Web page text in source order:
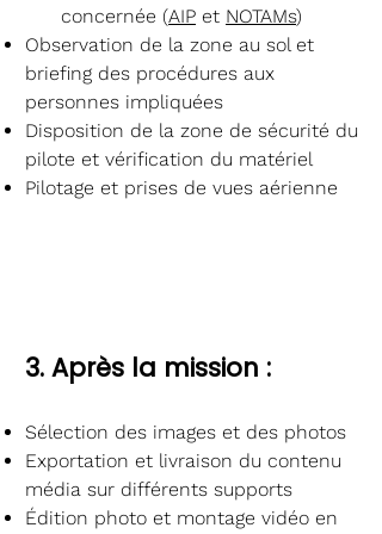
concernée (AIP et NOTAMs)
Observation de la zone au sol et
briefing des procédures aux
personnes impliquées
Disposition de la zone de sécurité du
pilote et vérification du matériel
Pilotage et prises de vues aérienne
3. Après la mission :
Sélection des images et des photos
Exportation et livraison du contenu
média sur différents supports
Édition photo et montage vidéo en